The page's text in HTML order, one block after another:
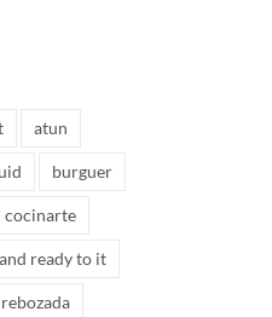
atun
burguer
cocinarte
ready to it